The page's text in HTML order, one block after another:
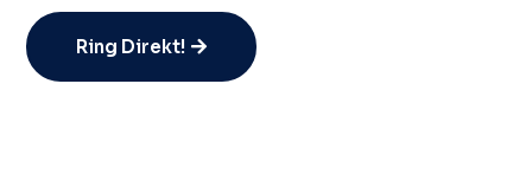
Ring Direkt!